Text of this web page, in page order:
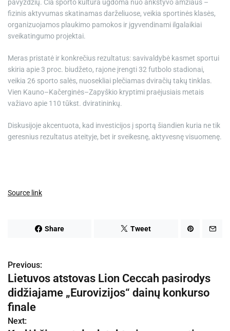
pavyzdžių. Čia sporto kultūra ugdoma nuo ankstyvo amžiaus –
fizinis aktyvumas skatinamas darželiuose, veikia sportinės klasės,
organizuojamos plaukimo pamokos ir įgyvendinami ilgalaikiai
sveikatingumo projektai.
Meras pristatė ir konkrečius rezultatus: savivaldybė kasmet sportui
skiria apie 3 proc. biudžeto, rajone įrengti 32 futbolo stadionai,
veikia 26 sporto salės, nuosekliai plečiamas dviračių takų tinklas.
Vien Kauno–Kačerginės–Zapyškio kryptimi praėjusiais metais
važiavo apie 110 tūkst. dviratininkų.
Diskusijoje akcentuota, kad investicijos į sportą šiandien kuria ne tik
geresnius rezultatus ateityje, bet ir sveikesnę, aktyvesnę visuomenę.
Source link
Share Tweet
N
a
v
i
Previous:
Lietuvos atstovas Lion Ceccah pasirodys
didžiajame „Eurovizijos“ dainų konkurso
finale
Next: